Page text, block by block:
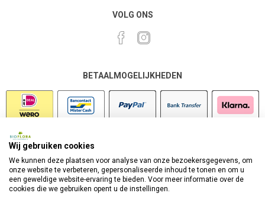
VOLG ONS
BETAALMOGELIJKHEDEN
Wij gebruiken cookies
We kunnen deze plaatsen voor analyse van onze bezoekersgegevens, om
onze website te verbeteren, gepersonaliseerde inhoud te tonen en om u
een geweldige website-ervaring te bieden. Voor meer informatie over de
cookies die we gebruiken opent u de instellingen.